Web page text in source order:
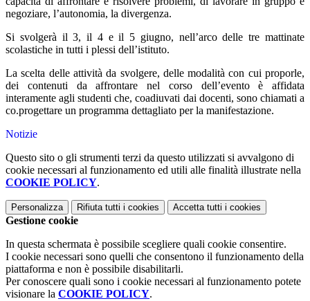
negoziare, l’autonomia, la divergenza.
Si svolgerà il 3, il 4 e il 5 giugno, nell’arco delle tre mattinate
scolastiche in tutti i plessi dell’istituto.
La scelta delle attività da svolgere, delle modalità con cui proporle,
dei contenuti da affrontare nel corso dell’evento è affidata
interamente agli studenti che, coadiuvati dai docenti, sono chiamati a
co.progettare un programma dettagliato per la manifestazione.
Notizie
Questo sito o gli strumenti terzi da questo utilizzati si avvalgono di
cookie necessari al funzionamento ed utili alle finalità illustrate nella
COOKIE POLICY.
Personalizza Rifiuta tutti i cookies Accetta tutti i cookies
Gestione cookie
In questa schermata è possibile scegliere quali cookie consentire.
I cookie necessari sono quelli che consentono il funzionamento della
piattaforma e non è possibile disabilitarli.
Per conoscere quali sono i cookie necessari al funzionamento potete
visionare la COOKIE POLICY.